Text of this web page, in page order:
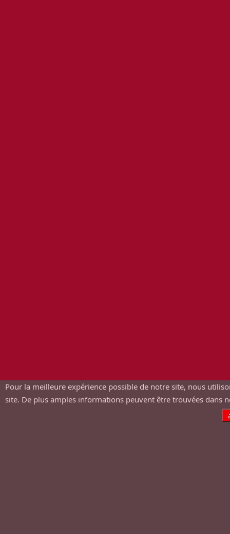
Pour la meilleure expérience possible de notre site, nous
site. De plus amples informations peuvent être trouvées dans